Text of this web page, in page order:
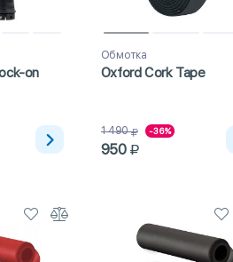
on
Обмотка
Oxford Cork Tape
1 490 -36%
950